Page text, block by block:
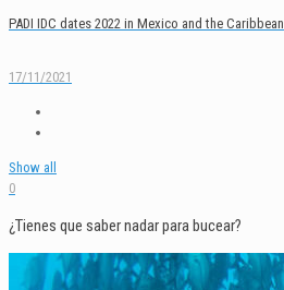
PADI IDC dates 2022 in Mexico and the Caribbean
17/11/2021
Show all
0
¿Tienes que saber nadar para bucear?